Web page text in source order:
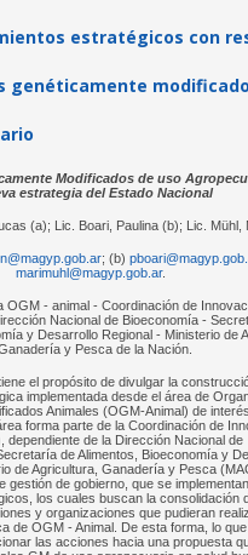
estratégicos con
genéticamente
Modificados de uso
estrategia del Estado Nacional
(a); Lic. Boari, Paulina (b); Lic. Mühl,
; (b)
marimuhl@magyp.gob.ar.
OGM - animal - Coordinación de
Nacional de Bioeconomía -
y Desarrollo Regional - Ministerio de
y Pesca de la Nación.
el propósito de divulgar la
implementada desde el área de
Animales (OGM-Animal) de interés
forma parte de la Coordinación de
dependiente de la Dirección Nacional de
de Alimentos, Bioeconomía y
de Agricultura, Ganadería y Pesca
gestión de gobierno, que se
los cuales buscan la consolidación
y organizaciones que pudieran
de OGM - Animal. De esta forma, lo
las acciones hacia una propuesta